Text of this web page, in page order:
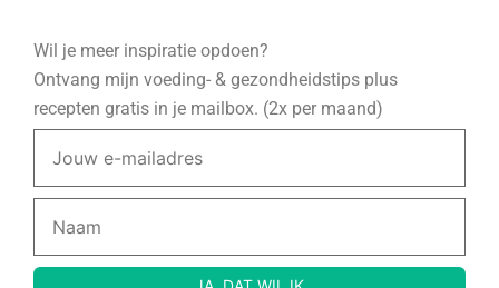
Wil je meer inspiratie opdoen?
Ontvang mijn voeding- & gezondheidstips plus
recepten gratis in je mailbox. (2x per maand)